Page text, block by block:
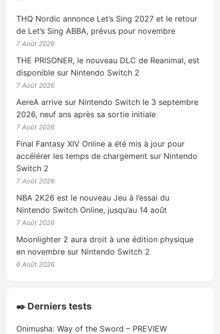
THQ Nordic annonce Let’s Sing 2027 et le retour
de Let’s Sing ABBA, prévus pour novembre
7 Août 2026
THE PRISONER, le nouveau DLC de Reanimal, est
disponible sur Nintendo Switch 2
7 Août 2026
AereA arrive sur Nintendo Switch le 3 septembre
2026, neuf ans après sa sortie initiale
7 Août 2026
Final Fantasy XIV Online a été mis à jour pour
accélérer les temps de chargement sur Nintendo
Switch 2
7 Août 2026
NBA 2K26 est le nouveau Jeu à l’essai du
Nintendo Switch Online, jusqu’au 14 août
7 Août 2026
Moonlighter 2 aura droit à une édition physique
en novembre sur Nintendo Switch 2
6 Août 2026
✒️ Derniers tests
Onimusha: Way of the Sword – PREVIEW